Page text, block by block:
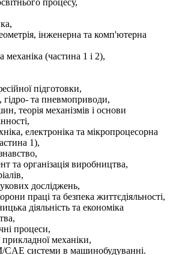
процесу,
інженерна та комп'ютерна
механіка (частина 1 і 2),
підготовки,
гідро- та пневмоприводи,
теорія механізмів і основи
електроніка та мікропроцесорна
1),
та організація виробництва,
досліджень,
праці та безпека життєдіяльності,
діяльність та економіка
процеси,
прикладної механіки,
системи в машинобудуванні.